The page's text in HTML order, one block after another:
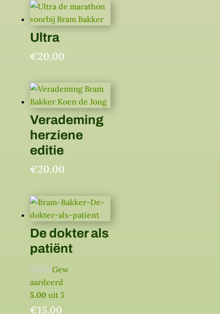
Ultra
€20,00
Verademing
herziene
editie
€20,00
De dokter als
patiënt
Gew
aardeerd
5.00uit 5
€15,00